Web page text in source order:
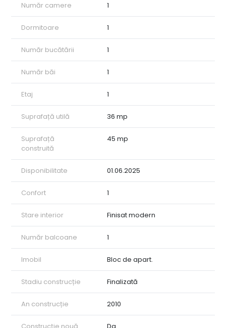
Număr camere 1
Dormitoare 1
Număr bucătării 1
Număr băi 1
Etaj 1
Suprafață utilă 36 mp
Suprafață
construită
45 mp
Disponibilitate 01.06.2025
Confort 1
Stare interior Finisat modern
Număr balcoane 1
Imobil Bloc de apart.
Stadiu construcție Finalizată
An construcție 2010